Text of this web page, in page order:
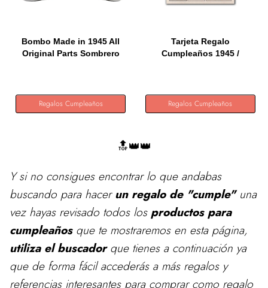
Bombo Made in 1945 All
Original Parts Sombrero
Regalos Cumpleaños
Tarjeta Regalo
Cumpleaños 1945 /
Regalos Cumpleaños
🔝👑👑
Y si no consigues encontrar lo que andabas
buscando para hacerun regalo de "cumple"una
vez hayas revisado todos los productos para
cumpleañosque te mostraremos en esta página,
utiliza el buscadorque tienes a continuación ya
que de forma fácil accederás a más regalos y
referencias interesantes para comprar como regalo